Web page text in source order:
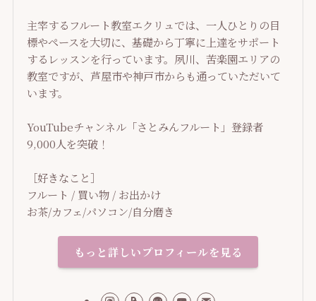
主宰するフルート教室エクリュでは、一人ひとりの目
標やペースを大切に、基礎から丁寧に上達をサポート
するレッスンを行っています。夙川、苦楽園エリアの
教室ですが、芦屋市や神戸市からも通っていただいて
います。
YouTubeチャンネル「さとみんフルート」登録者
9,000人を突破！
［好きなこと］
フルート / 買い物 / お出かけ
お茶/カフェ/パソコン/自分磨き
もっと詳しいプロフィールを見る